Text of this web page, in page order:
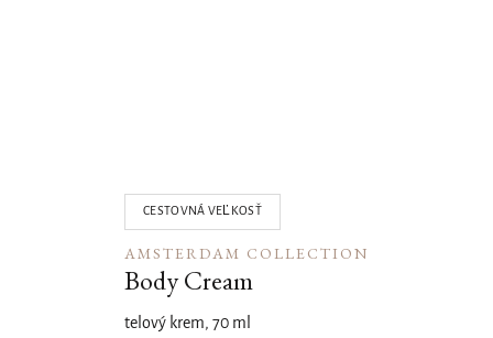
CESTOVNÁ VEĽKOSŤ
AMSTERDAM COLLECTION
Body Cream
telový krem, 70 ml